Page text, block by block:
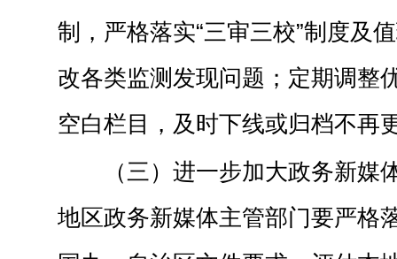
制，严格落实“三审三校”制度及
改各类监测发现问题；定期调整
空白栏目，及时下线或归档不再
（三）进一步加大政务新媒
地区政务新媒体主管部门要严格